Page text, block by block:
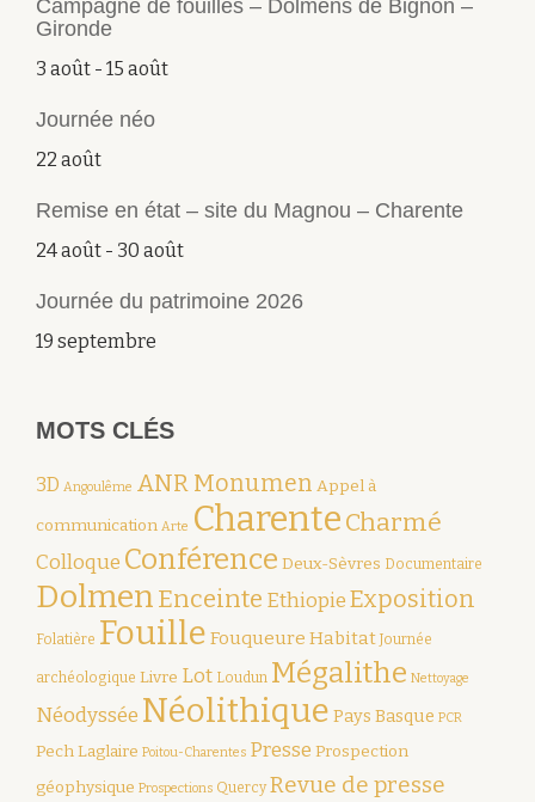
Campagne de fouilles – Dolmens de Bignon –
Gironde
3 août - 15 août
Journée néo
22 août
Remise en état – site du Magnou – Charente
24 août - 30 août
Journée du patrimoine 2026
19 septembre
MOTS CLÉS
3D Angoulême ANR Monumen Appel à
communication Arte CharenteCharmé
Colloque Conférence Deux-Sèvres Documentaire
Dolmen Enceinte Ethiopie Exposition
Folatière Fouille Fouqueure Habitat Journée
archéologique Livre Lot Loudun Mégalithe Nettoyage
Néodyssée Néolithique Pays Basque PCR
Pech Laglaire Poitou-Charentes Presse Prospection
géophysique Prospections Quercy Revue de presse